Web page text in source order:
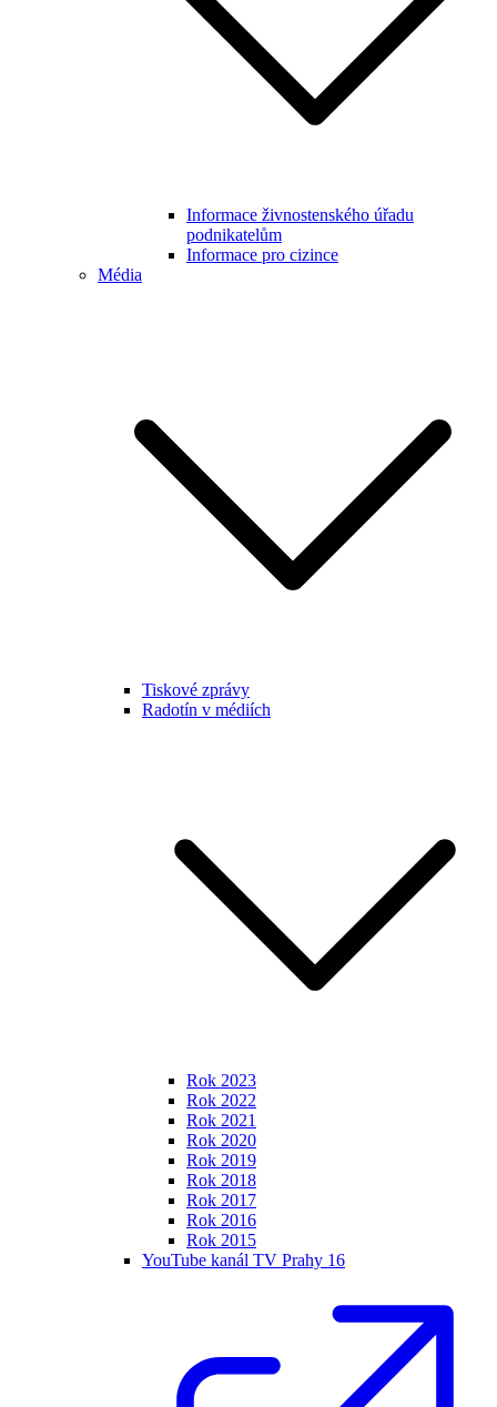
Informace živnostenského úřadu
podnikatelům
Informace pro cizince
Média
Tiskové zprávy
Radotín v médiích
Rok 2023
Rok 2022
Rok 2021
Rok 2020
Rok 2019
Rok 2018
Rok 2017
Rok 2016
Rok 2015
YouTube kanál TV Prahy 16